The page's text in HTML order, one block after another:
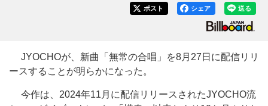
送る
シェア
ポスト
JYOCHOが、新曲「無常の合唱」を8月27日に配信リリ
ースすることが明らかになった。
今作は、2024年11月に配信リリースされたJYOCHO流